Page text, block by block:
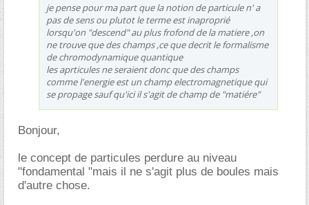
je pense pour ma part que la notion de particule n' a
pas de sens ou plutot le terme est inaproprié
lorsqu'on "descend" au plus frofond de la matiere ,on
ne trouve que des champs ,ce que decrit le formalisme
de chromodynamique quantique
les aprticules ne seraient donc que des champs
comme l'energie est un champ electromagnetique qui
se propage sauf qu'ici il s'agit de champ de "matiére"
Bonjour,
le concept de particules perdure au niveau
"fondamental "mais il ne s'agit plus de boules mais
d'autre chose.